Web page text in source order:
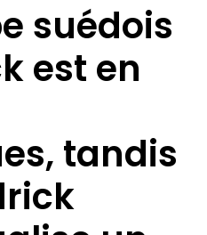
suédois
est en
tandis